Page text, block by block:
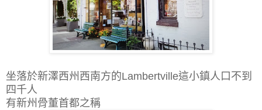
坐落於新澤西州西南方的Lambertville這小鎮人口不到
四千人
有新州骨董首都之稱